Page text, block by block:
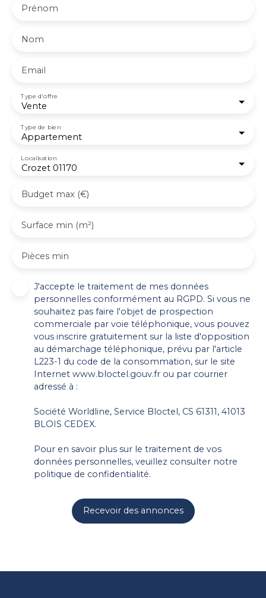
Prénom
Nom
Email
Vente
Type d'offre
Appartement
Type de bien
Crozet 01170
Localisation
Budget max (€)
Surface min (m²)
Pièces min
J'accepte le traitement de mes données
personnelles conformément au RGPD. Si vous ne
souhaitez pas faire l'objet de prospection
commerciale par voie téléphonique, vous pouvez
vous inscrire gratuitement sur la liste d'opposition
au démarchage téléphonique, prévu par l'article
L223-1 du code de la consommation, sur le site
Internet www.bloctel.gouv.fr ou par courrier
adressé à :
Société Worldline, Service Bloctel, CS 61311, 41013
BLOIS CEDEX.
Pour en savoir plus sur le traitement de vos
données personnelles, veuillez consulter notre
politique de confidentialité.
Recevoir des annonces